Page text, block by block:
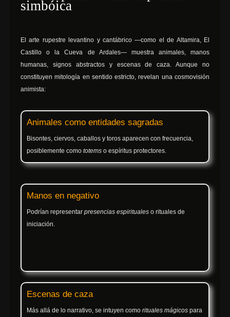
simbóica
El arte rupestre levantino y cantábrico —como el de Altamira, El
Castillo o la Cueva de Ardales— muestra animales, manos
humanas, signos abstractos y escenas de caza. Aunque no
constituyen mitología en sentido estricto, revelan una cosmovisión
animista:
Animales como entidades sagradas
Bisontes, ciervos, caballos y toros aparecen con frecuencia,
posiblemente como totems o espíritus protectores.
Manos en negativo
Podrían representar presencias espirituales o rituales de
iniciación.
Escenas de caza
Más allá de lo narrativo, se intuyen como rituales mágicos para